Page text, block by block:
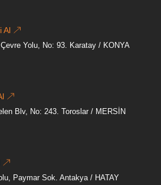
Al
Yolu, No: 93. Karatay / KONYA
Blv, No: 243. Toroslar / MERSİN
Paymar Sok. Antakya / HATAY